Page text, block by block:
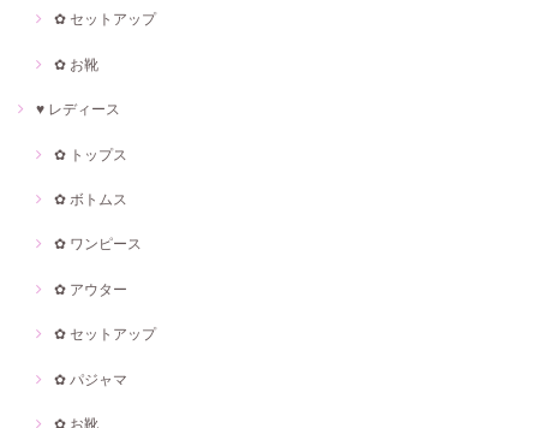
✿ セットアップ
✿ お靴
♥ レディース
✿ トップス
✿ ボトムス
✿ ワンピース
✿ アウター
✿ セットアップ
✿ パジャマ
✿ お靴